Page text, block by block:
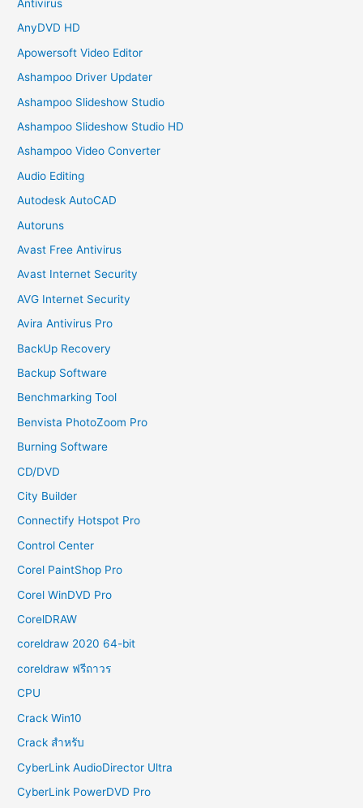
Antivirus
AnyDVD HD
Apowersoft Video Editor
Ashampoo Driver Updater
Ashampoo Slideshow Studio
Ashampoo Slideshow Studio HD
Ashampoo Video Converter
Audio Editing
Autodesk AutoCAD
Autoruns
Avast Free Antivirus
Avast Internet Security
AVG Internet Security
Avira Antivirus Pro
BackUp Recovery
Backup Software
Benchmarking Tool
Benvista PhotoZoom Pro
Burning Software
CD/DVD
City Builder
Connectify Hotspot Pro
Control Center
Corel PaintShop Pro
Corel WinDVD Pro
CorelDRAW
coreldraw 2020 64-bit
coreldraw ฟรีถาวร
CPU
Crack Win10
Crack สำหรับ
CyberLink AudioDirector Ultra
CyberLink PowerDVD Pro